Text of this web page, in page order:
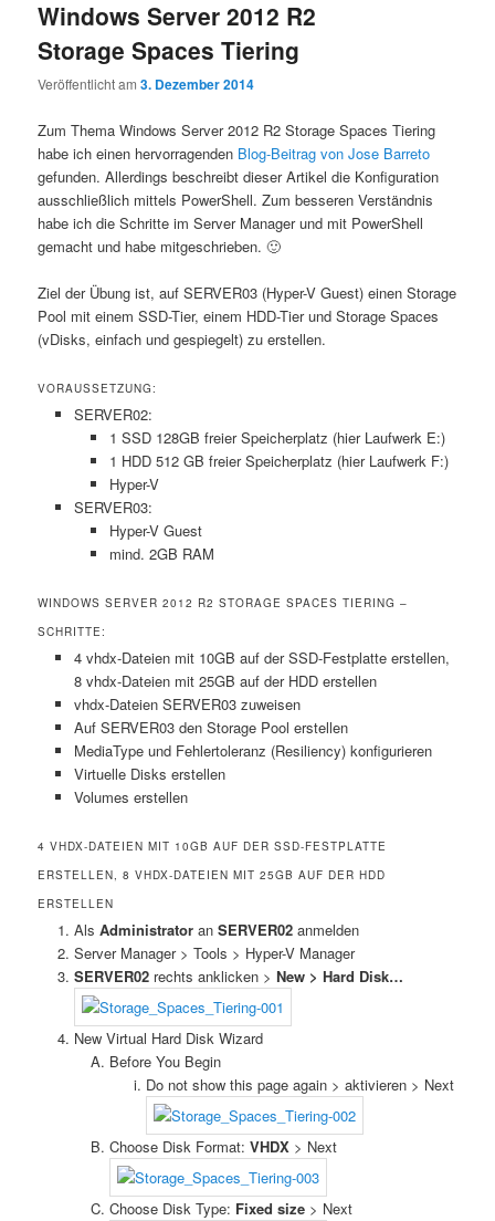
Windows Server 2012 R2
Storage Spaces Tiering
Veröffentlicht am3. Dezember 2014
Zum Thema Windows Server 2012 R2 Storage Spaces Tiering
habe ich einen hervorragenden Blog-Beitrag von Jose Barreto
gefunden. Allerdings beschreibt dieser Artikel die Konfiguration
ausschließlich mittels PowerShell. Zum besseren Verständnis
habe ich die Schritte im Server Manager und mit PowerShell
gemacht und habe mitgeschrieben. 🙂
Ziel der Übung ist, auf SERVER03 (Hyper-V Guest) einen Storage
Pool mit einem SSD-Tier, einem HDD-Tier und Storage Spaces
(vDisks, einfach und gespiegelt) zu erstellen.
VORAUSSETZUNG:
SERVER02:
1 SSD 128GB freier Speicherplatz (hier Laufwerk E:)
1 HDD 512 GB freier Speicherplatz (hier Laufwerk F:)
Hyper-V
SERVER03:
Hyper-V Guest
mind. 2GB RAM
WINDOWS SERVER 2012 R2 STORAGE SPACES TIERING –
SCHRITTE:
4 vhdx-Dateien mit 10GB auf der SSD-Festplatte erstellen,
8 vhdx-Dateien mit 25GB auf der HDD erstellen
vhdx-Dateien SERVER03 zuweisen
Auf SERVER03 den Storage Pool erstellen
MediaType und Fehlertoleranz (Resiliency) konfigurieren
Virtuelle Disks erstellen
Volumes erstellen
4 VHDX-DATEIEN MIT 10GB AUF DER SSD-FESTPLATTE
ERSTELLEN, 8 VHDX-DATEIEN MIT 25GB AUF DER HDD
ERSTELLEN
Als Administratoran SERVER02anmelden
Server Manager > Tools > Hyper-V Manager
SERVER02rechts anklicken > New > Hard Disk…
New Virtual Hard Disk Wizard
Before You Begin
Do not show this page again > aktivieren > Next
Choose Disk Format:VHDX > Next
Choose Disk Type: Fixed size > Next